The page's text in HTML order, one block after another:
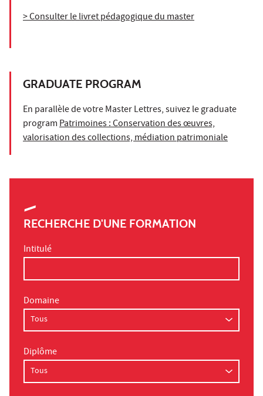
> Consulter le livret pédagogique du master
GRADUATE PROGRAM
En parallèle de votre Master Lettres, suivez le graduate
programPatrimoines : Conservation des œuvres,
valorisation des collections, médiation patrimoniale
RECHERCHE D'UNE FORMATION
Intitulé
Domaine
Diplôme